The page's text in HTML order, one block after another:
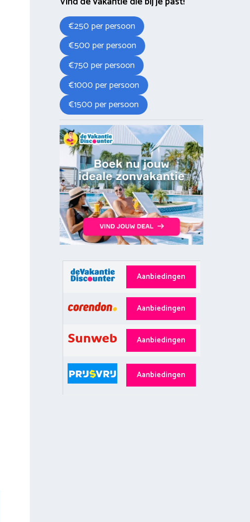
€250 per persoon
€500 per persoon
€750 per persoon
€1000 per persoon
€1500 per persoon
Aanbiedingen
Aanbiedingen
Aanbiedingen
Aanbiedingen